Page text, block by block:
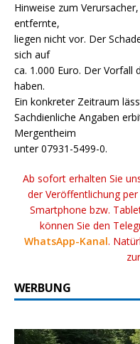
Hinweise zum
entfernte,
liegen nicht vor. Der
sich auf
ca. 1.000 Euro. Der Vorfall
haben.
Ein konkreter Zeitraum
Sachdienliche Angaben
Mergentheim
unter 07931-5499-0.
Ab sofort erhalten Sie
der Veröffentlichung
Smartphone bzw.
können Sie den
WhatsApp-Kanal.
WERBUNG